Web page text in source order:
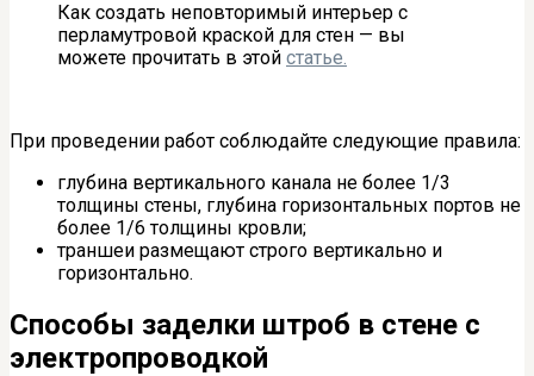
Как создать неповторимый интерьер с
перламутровой краской для стен — вы
можете прочитать в этой статье.
При проведении работ соблюдайте следующие правила:
глубина вертикального канала не более 1/3
толщины стены, глубина горизонтальных портов не
более 1/6 толщины кровли;
траншеи размещают строго вертикально и
горизонтально.
Способы заделки штроб в стене с
электропроводкой